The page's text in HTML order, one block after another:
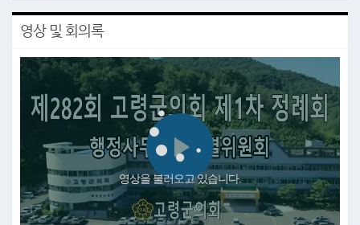
영상 및 회의록
Play
영상을 불러오고 있습니다.